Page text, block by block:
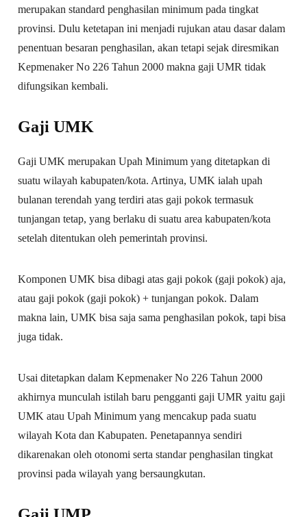
merupakan standard penghasilan minimum pada tingkat
provinsi. Dulu ketetapan ini menjadi rujukan atau dasar dalam
penentuan besaran penghasilan, akan tetapi sejak diresmikan
Kepmenaker No 226 Tahun 2000 makna gaji UMR tidak
difungsikan kembali.
Gaji UMK
Gaji UMK merupakan Upah Minimum yang ditetapkan di
suatu wilayah kabupaten/kota. Artinya, UMK ialah upah
bulanan terendah yang terdiri atas gaji pokok termasuk
tunjangan tetap, yang berlaku di suatu area kabupaten/kota
setelah ditentukan oleh pemerintah provinsi.
Komponen UMK bisa dibagi atas gaji pokok (gaji pokok) aja,
atau gaji pokok (gaji pokok) + tunjangan pokok. Dalam
makna lain, UMK bisa saja sama penghasilan pokok, tapi bisa
juga tidak.
Usai ditetapkan dalam Kepmenaker No 226 Tahun 2000
akhirnya munculah istilah baru pengganti gaji UMR yaitu gaji
UMK atau Upah Minimum yang mencakup pada suatu
wilayah Kota dan Kabupaten. Penetapannya sendiri
dikarenakan oleh otonomi serta standar penghasilan tingkat
provinsi pada wilayah yang bersaungkutan.